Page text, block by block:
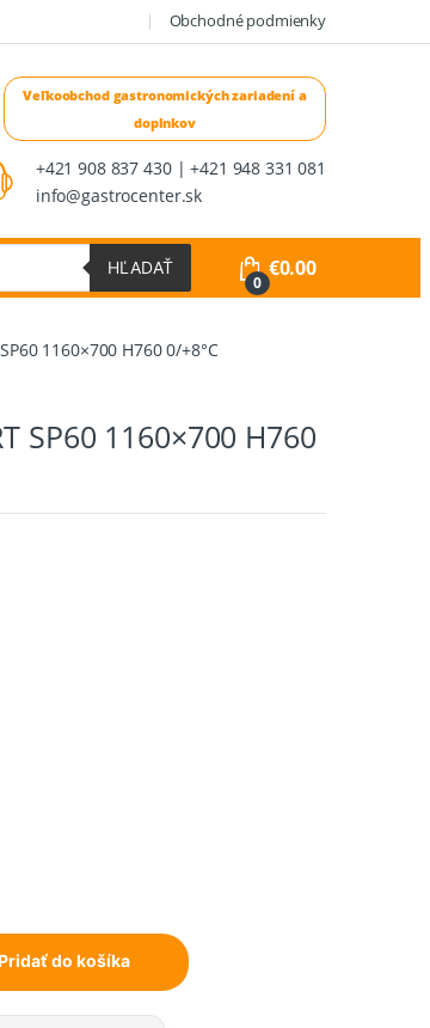
Obchodné podmienky
+421 908 837 430 | +421 948 331 081
info@gastrocenter.sk
HĽADAŤ
0
€0.00
1160×700 H760 0/+8°C
SP60 1160×700 H760
do košíka